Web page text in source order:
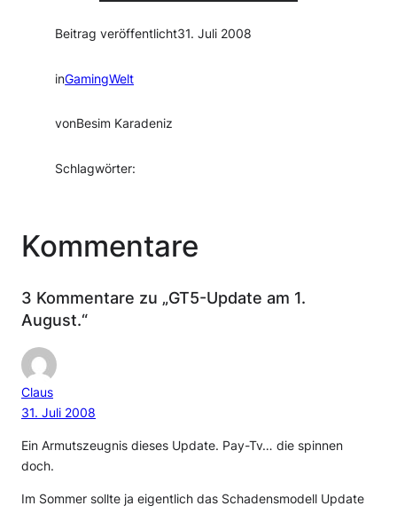
Beitrag veröffentlicht31. Juli 2008
inGamingWelt
vonBesim Karadeniz
Schlagwörter:
Kommentare
3 Kommentare zu „GT5-Update am 1.
August.“
Claus
31. Juli 2008
Ein Armutszeugnis dieses Update. Pay-Tv… die spinnen
doch.
Im Sommer sollte ja eigentlich das Schadensmodell Update